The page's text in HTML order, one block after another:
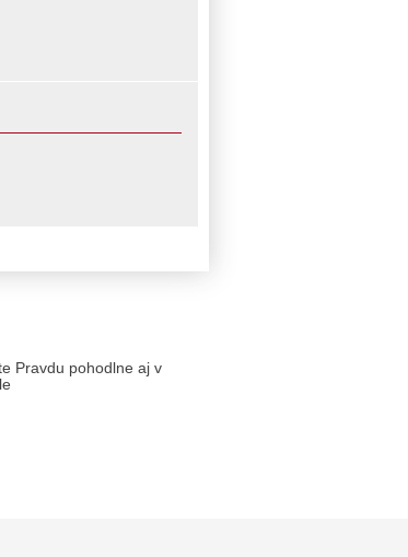
Pravdu pohodlne aj v